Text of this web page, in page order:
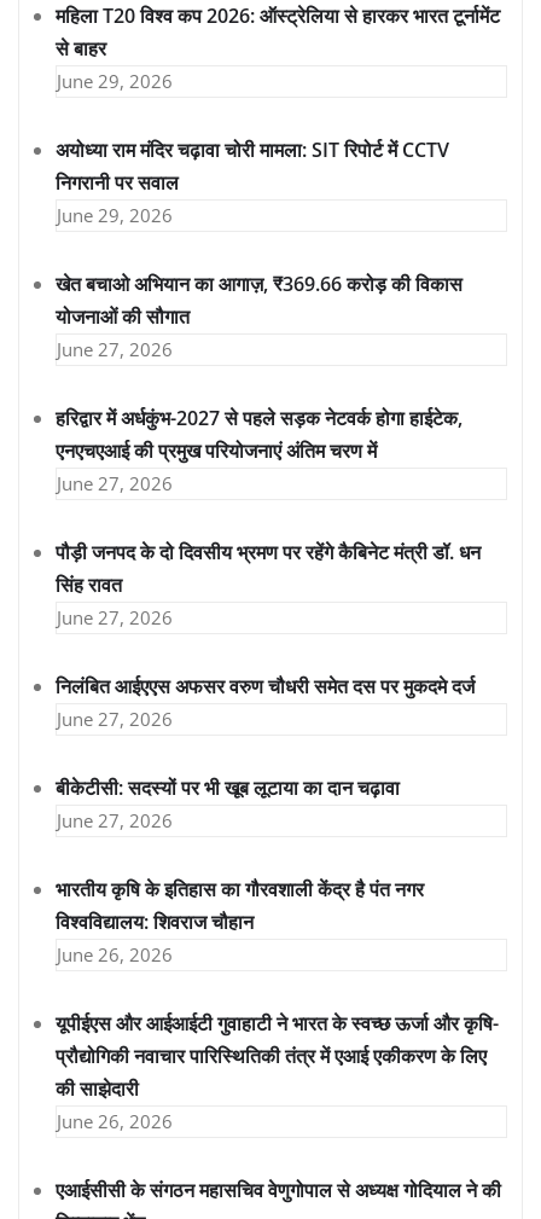
महिला T20 विश्व कप 2026: ऑस्ट्रेलिया से हारकर भारत टूर्नामेंट
से बाहर
June 29, 2026
अयोध्या राम मंदिर चढ़ावा चोरी मामला: SIT रिपोर्ट में CCTV
निगरानी पर सवाल
June 29, 2026
खेत बचाओ अभियान का आगाज़, ₹369.66 करोड़ की विकास
योजनाओं की सौगात
June 27, 2026
हरिद्वार में अर्धकुंभ-2027 से पहले सड़क नेटवर्क होगा हाईटेक,
एनएचएआई की प्रमुख परियोजनाएं अंतिम चरण में
June 27, 2026
पौड़ी जनपद के दो दिवसीय भ्रमण पर रहेंगे कैबिनेट मंत्री डॉ. धन
सिंह रावत
June 27, 2026
निलंबित आईएएस अफसर वरुण चौधरी समेत दस पर मुकदमे दर्ज
June 27, 2026
बीकेटीसी: सदस्यों पर भी खूब लूटाया का दान चढ़ावा
June 27, 2026
भारतीय कृषि के इतिहास का गौरवशाली केंद्र है पंत नगर
विश्वविद्यालय: शिवराज चौहान
June 26, 2026
यूपीईएस और आईआईटी गुवाहाटी ने भारत के स्वच्छ ऊर्जा और कृषि-
प्रौद्योगिकी नवाचार पारिस्थितिकी तंत्र में एआई एकीकरण के लिए
की साझेदारी
June 26, 2026
एआईसीसी के संगठन महासचिव वेणुगोपाल से अध्यक्ष गोदियाल ने की